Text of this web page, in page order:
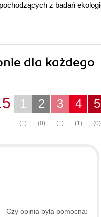
z badań
dla każdego
5
(0)
4
(1)
3
(1)
2
(0)
1
(1)
Czy opinia była pomocna: